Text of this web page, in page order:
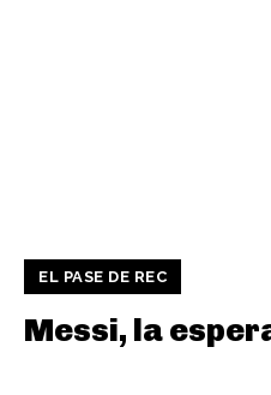
EL PASE DE REC
Messi, la